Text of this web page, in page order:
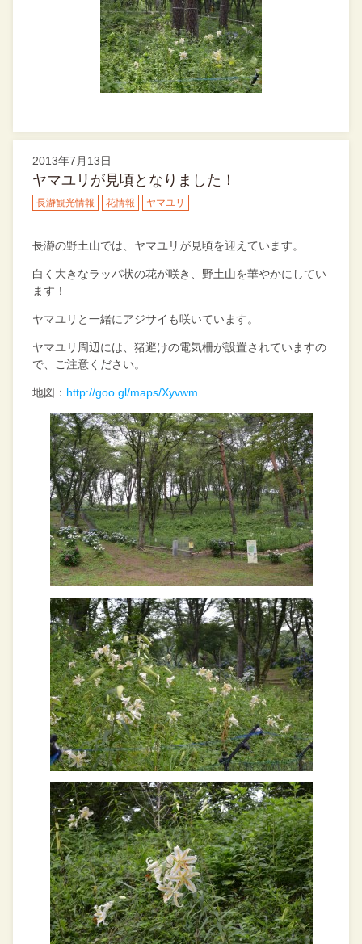
2013年7月13日
ヤマユリが見頃となりました！
長瀞観光情報 花情報 ヤマユリ
長瀞の野土山では、ヤマユリが見頃を迎えています。
白く大きなラッパ状の花が咲き、野土山を華やかにしてい
ます！
ヤマユリと一緒にアジサイも咲いています。
ヤマユリ周辺には、猪避けの電気柵が設置されていますの
で、ご注意ください。
地図： http://goo.gl/maps/Xyvwm